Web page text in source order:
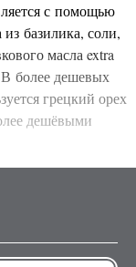
с помощью
базилика, соли,
масла extra
более дешевых
грецкий орех
дешёвыми